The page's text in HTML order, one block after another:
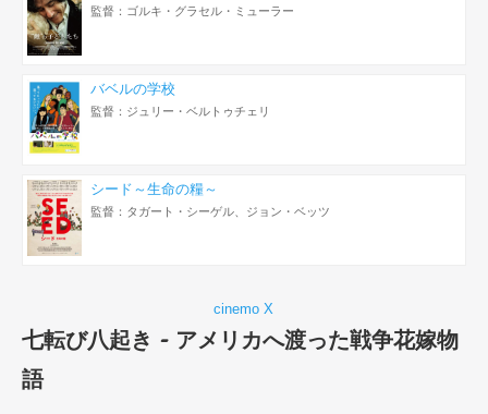
監督：ゴルキ・グラセル・ミューラー
バベルの学校
監督：ジュリー・ベルトゥチェリ
シード～生命の糧～
監督：タガート・シーゲル、ジョン・ベッツ
cinemo X
七転び八起き - アメリカへ渡った戦争花嫁物
語